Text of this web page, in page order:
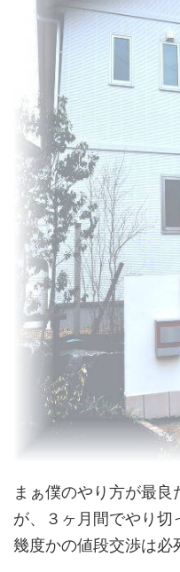
まぁ僕のやり方が最
が、３ヶ月間でやり切
幾度かの値段交渉は必